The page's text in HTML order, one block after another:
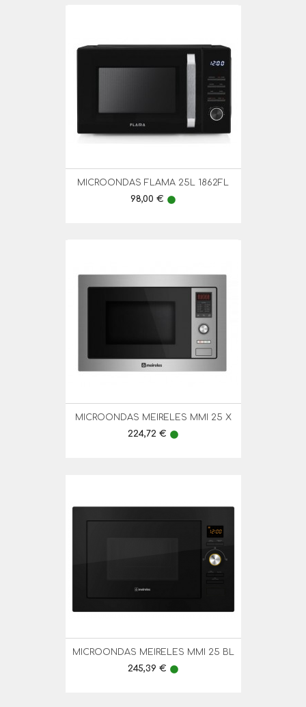
MICROONDAS FLAMA 25L 1862FL
Preço
98,00 € lens
MICROONDAS MEIRELES MMI 25 X
Preço
224,72 € lens
MICROONDAS MEIRELES MMI 25 BL
Preço
245,39 € lens